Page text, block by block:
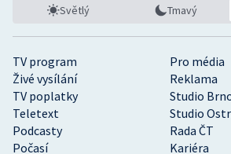
TV program
Pro média
Živé vysílání
Reklama
TV poplatky
Studio
Teletext
Studio
Podcasty
Rada ČT
Počasí
Kariéra
Světlý Tmavý